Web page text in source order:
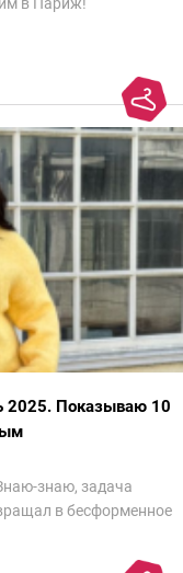
2025. Показываю 10
знаю, задача
в бесформенное